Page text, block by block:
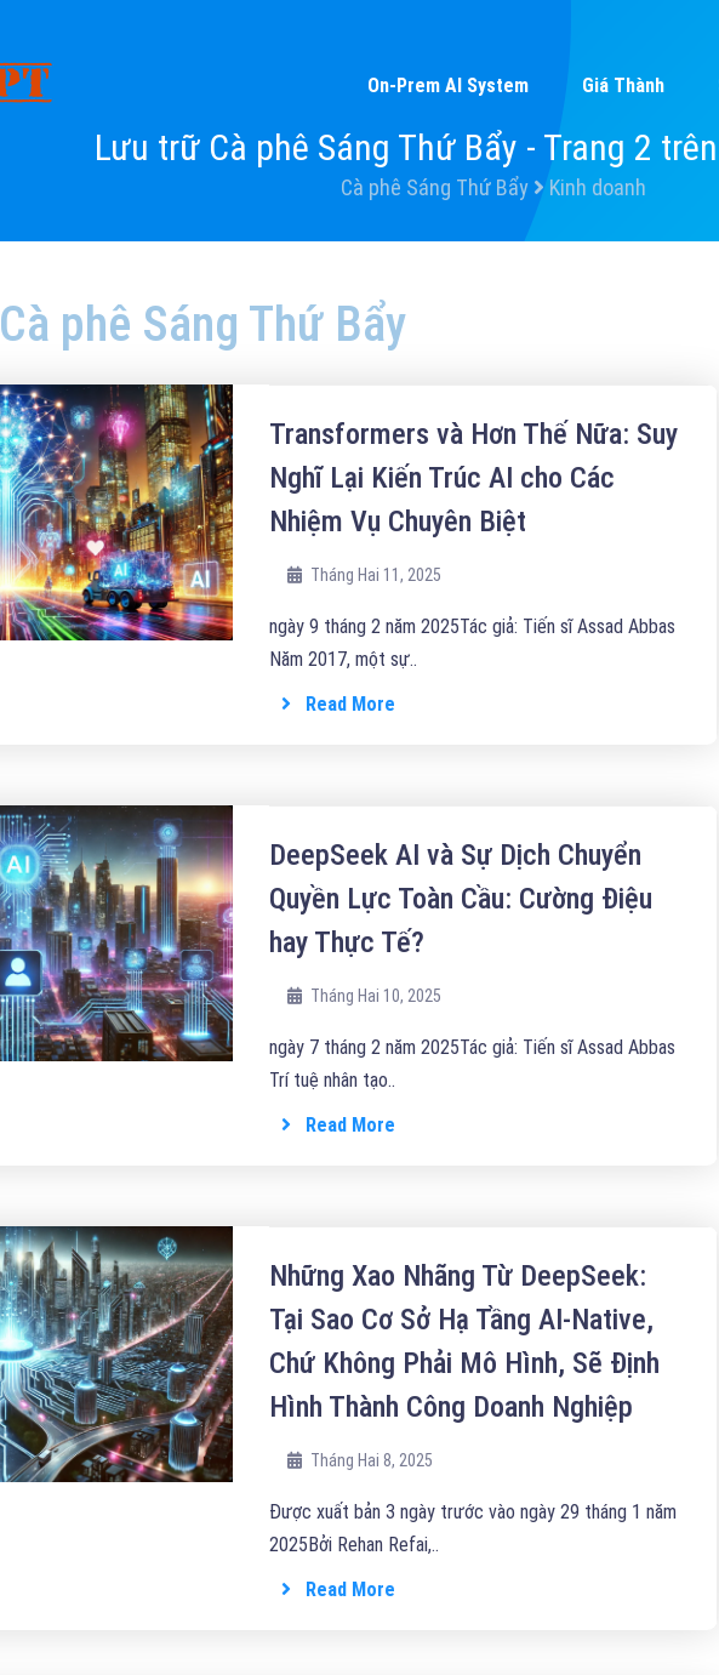
On-Prem AI System Giá Thành
Lưu trữ Cà phê Sáng Thứ Bẩy - Trang 2
Cà phê Sáng Thứ Bẩy Kinh doanh
Cà phê Sáng Thứ Bẩy
Transformers và Hơn Thế Nữa: Suy
Nghĩ Lại Kiến Trúc AI cho Các
Nhiệm Vụ Chuyên Biệt
Tháng Hai 11, 2025
ngày 9 tháng 2 năm 2025Tác giả: Tiến sĩ Assad Abbas
Năm 2017, một sự..
Read More
DeepSeek AI và Sự Dịch Chuyển
Quyền Lực Toàn Cầu: Cường Điệu
hay Thực Tế?
Tháng Hai 10, 2025
ngày 7 tháng 2 năm 2025Tác giả: Tiến sĩ Assad Abbas
Trí tuệ nhân tạo..
Read More
Những Xao Nhãng Từ DeepSeek:
Tại Sao Cơ Sở Hạ Tầng AI-Native,
Chứ Không Phải Mô Hình, Sẽ Định
Hình Thành Công Doanh Nghiệp
Tháng Hai 8, 2025
Được xuất bản 3 ngày trước vào ngày 29 tháng 1 năm
2025Bởi Rehan Refai,..
Read More